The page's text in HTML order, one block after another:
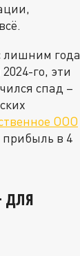
лишним года
го, эти
спад –
ООО
прибыль в 4
для